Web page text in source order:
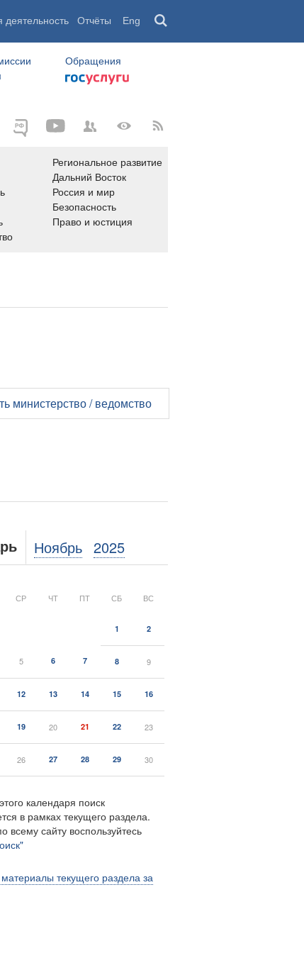
деятельность Отчёты Eng
Обращения
Региональное развитие
Дальний Восток
Россия и мир
Безопасность
Право и юстиция
министерство / ведомство
Ноябрь 2025
СР ЧТ ПТ СБ ВС
1 2
5 6 7 8 9
12 13 14 15 16
19 20 21 22 23
26 27 28 29 30
календаря поиск
в рамках текущего раздела.
всему сайту воспользуйтесь
текущего раздела за